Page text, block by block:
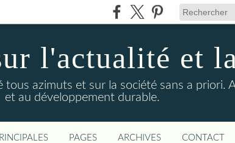
l'actualité et
tous azimuts et sur la société sans a priori.
et au développement durable.
PAGES ARCHIVES CONTACT